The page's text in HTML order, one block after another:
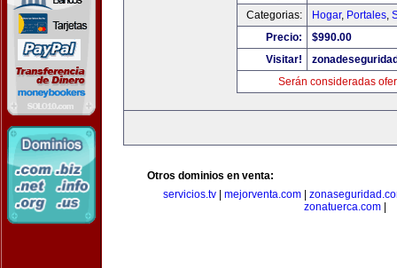
Categorias:
Hogar, Portales,
Precio:
$990.00
Visitar!
Serán consideradas
Otros dominios en venta:
servicios.tv| mejorventa.com|
zonatuerca.com|